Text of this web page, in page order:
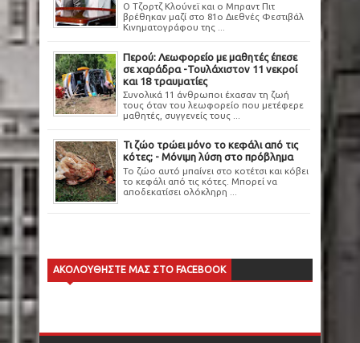
Ο Τζορτζ Κλούνεϊ και ο Μπραντ Πιτ
βρέθηκαν μαζί στο 81ο Διεθνές Φεστιβάλ
Κινηματογράφου της ...
Περού: Λεωφορείο με μαθητές έπεσε
σε χαράδρα -Τουλάχιστον 11 νεκροί
και 18 τραυματίες
Συνολικά 11 άνθρωποι έχασαν τη ζωή
τους όταν του λεωφορείο που μετέφερε
μαθητές, συγγενείς τους ...
Τι ζώο τρώει μόνο το κεφάλι από τις
κότες; - Μόνιμη λύση στο πρόβλημα
Το ζώο αυτό μπαίνει στο κοτέτσι και κόβει
το κεφάλι από τις κότες. Μπορεί να
αποδεκατίσει ολόκληρη ...
ΑΚΟΛΟΥΘΗΣΤΕ ΜΑΣ ΣΤΟ FACEBOOK